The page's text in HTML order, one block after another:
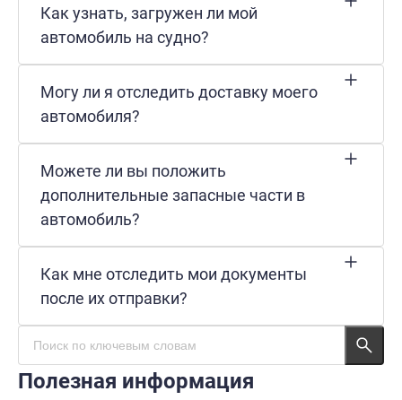
Как узнать, загружен ли мой
автомобиль на судно?
Могу ли я отследить доставку моего
автомобиля?
Можете ли вы положить
дополнительные запасные части в
автомобиль?
Как мне отследить мои документы
после их отправки?
Полезная информация